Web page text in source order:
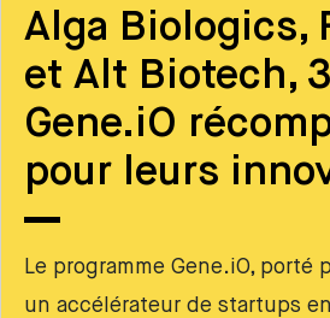
Alga Biologics,
et Alt Biotech,
Gene.iO
pour leurs
Le programme Gene.iO, porté
un accélérateur de startups